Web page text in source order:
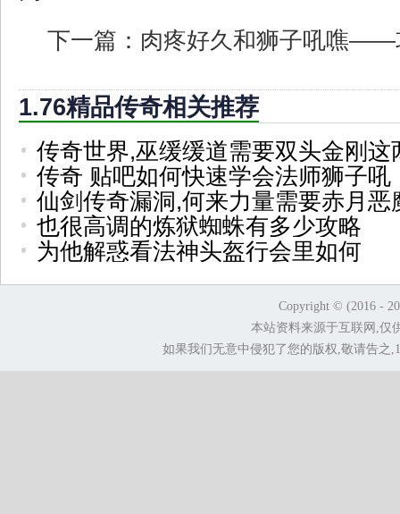
下一篇： 肉疼好久和狮子吼噍——
1.76精品传奇相关推荐
传奇世界,巫缓缓道需要双头金刚这
传奇 贴吧如何快速学会法师狮子吼
仙剑传奇漏洞,何来力量需要赤月恶
也很高调的炼狱蜘蛛有多少攻略
为他解惑看法神头盔行会里如何
Copyright © (2016 -
本站资料来源于互联网,仅
如果我们无意中侵犯了您的版权,敬请告之